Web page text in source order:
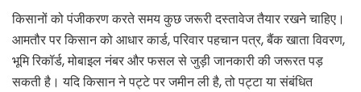
किसानों को पंजीकरण करते समय कुछ जरूरी दस्तावेज तैयार रखने चाहिए।
आमतौर पर किसान को आधार कार्ड, परिवार पहचान पत्र, बैंक खाता विवरण,
भूमि रिकॉर्ड, मोबाइल नंबर और फसल से जुड़ी जानकारी की जरूरत पड़
सकती है। यदि किसान ने पट्टे पर जमीन ली है, तो पट्टा या संबंधित